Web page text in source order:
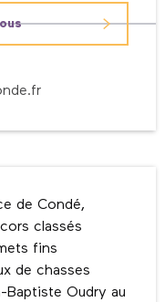
de Condé,
classés
fins
de chasses
Baptiste Oudry au